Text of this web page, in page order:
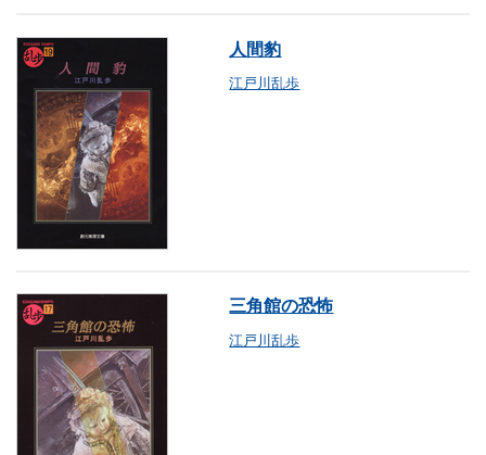
人間豹
江戸川乱歩
三角館の恐怖
江戸川乱歩